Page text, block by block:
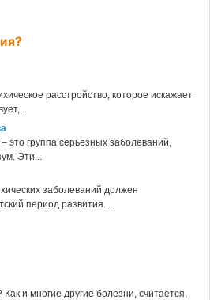
расстройство, которое искажает
это группа серьезных заболеваний,
Эти...
заболеваний должен
период развития....
и многие другие болезни, считается,